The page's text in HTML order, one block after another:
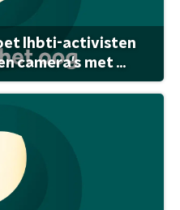
lhbti-activisten
camera's met ...